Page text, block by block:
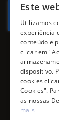
Este
Utilizamos
experiência
conteúdo e
clicar em
dispositivo.
cookies
Cookies".
as nossas
mais